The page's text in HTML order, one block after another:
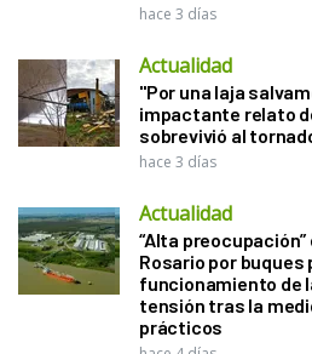
hace 3 días
Actualidad
"Por una laja
impactante relato
sobrevivió al
hace 3 días
Actualidad
“Alta
Rosario por buques
funcionamiento de
tensión tras la
prácticos